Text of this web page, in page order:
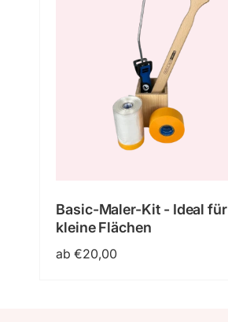
Basic-Maler-Kit - Ideal für
kleine Flächen
Normaler
ab €20,00